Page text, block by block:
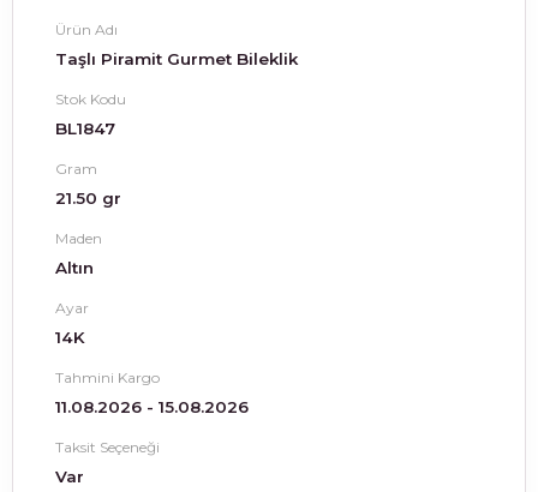
Ürün Adı
Taşlı Piramit Gurmet Bileklik
Stok Kodu
BL1847
Gram
21.50 gr
Maden
Altın
Ayar
14K
Tahmini Kargo
11.08.2026 - 15.08.2026
Taksit Seçeneği
Var